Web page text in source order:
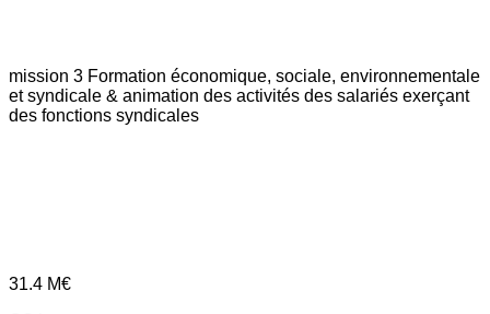
mission 3 Formation économique, sociale, environnementale
et syndicale & animation des activités des salariés exerçant
des fonctions syndicales
31.4 M€